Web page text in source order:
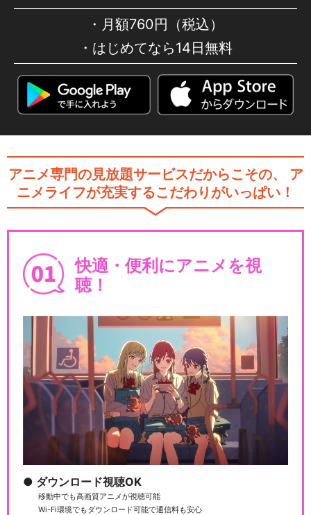
サクラ大戦 花組クリスマス 奇
跡の鐘コンサート
サクラ大戦 歌謡ショウ 帝国歌
サクラ大戦 歌謡ショウ 帝国歌
劇団・第4回花組…
サクラ大戦 帝国歌劇団・花組
新春歌謡ショウ
サクラ大戦 歌謡ショウ 五周年
月額760円（税込）
はじめてなら14日無料
アニメ専門の見放題サービスだからこその、
ア
ニメライフが充実するこだわりがいっぱい！
快適・便利にアニメを視
聴！
ダウンロード視聴OK
移動中でも高画質アニメが視聴可能
Wi-Fi環境でもダウンロード可能で通信料も安心